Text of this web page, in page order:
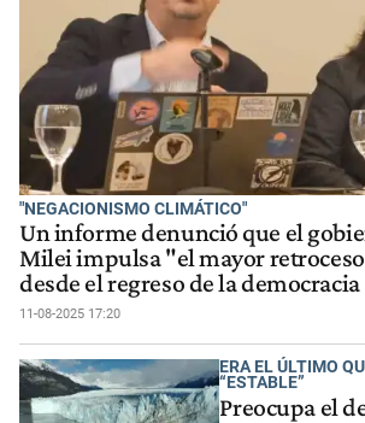
"NEGACIONISMO CLIMÁTICO"
Un informe denunció que el
Milei impulsa "el mayor
desde el regreso de la democracia
11-08-2025 17:20
ERA EL ÚLTIMO
“ESTABLE”
Preocupa el